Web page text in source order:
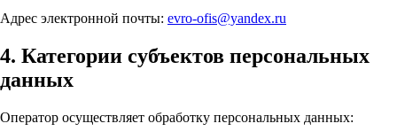
Адрес электронной почты: evro-ofis@yandex.ru
4. Категории субъектов персональных
данных
Оператор осуществляет обработку персональных данных: